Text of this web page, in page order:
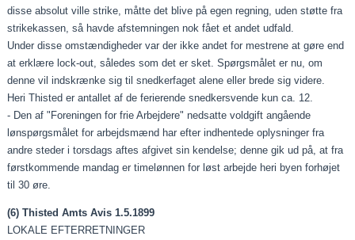
disse absolut ville strike, måtte det blive på egen regning, uden støtte fra
strikekassen, så havde afstemningen nok fået et andet udfald.
Under disse omstændigheder var der ikke andet for mestrene at gøre end
at erklære lock-out, således som det er sket. Spørgsmålet er nu, om
denne vil indskrænke sig til snedkerfaget alene eller brede sig videre.
Heri Thisted er antallet af de ferierende snedkersvende kun ca. 12.
- Den af "Foreningen for frie Arbejdere" nedsatte voldgift angående
lønspørgsmålet for arbejdsmænd har efter indhentede oplysninger fra
andre steder i torsdags aftes afgivet sin kendelse; denne gik ud på, at fra
førstkommende mandag er timelønnen for løst arbejde heri byen forhøjet
til 30 øre.
(6) Thisted Amts Avis 1.5.1899
LOKALE EFTERRETNINGER